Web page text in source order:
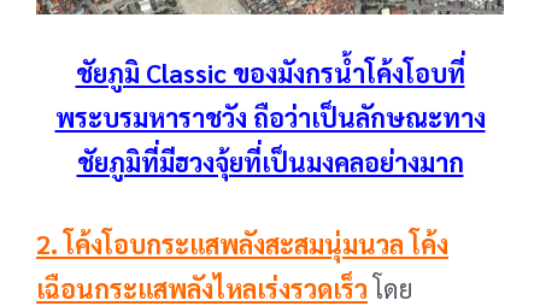
ชัยภูมิ Classic ของมังกรน้ำโค้งโอบที่
พระบรมหาราชวัง ถือว่าเป็นลักษณะทาง
ชัยภูมิที่มีฮวงจุ้ยที่เป็นมงคลอย่างมาก
2. โค้งโอบกระแสพลังสะสมนุ่มนวล โค้ง
เฉือนกระแสพลังไหลเร่งรวดเร็วโดย